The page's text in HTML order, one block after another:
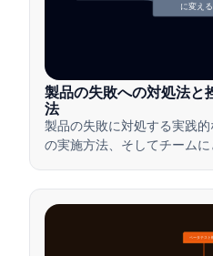
に変える
製品の失敗への対処法と
法
製品の失敗に対処する実践
の実施方法、そしてチーム
ベータテスト